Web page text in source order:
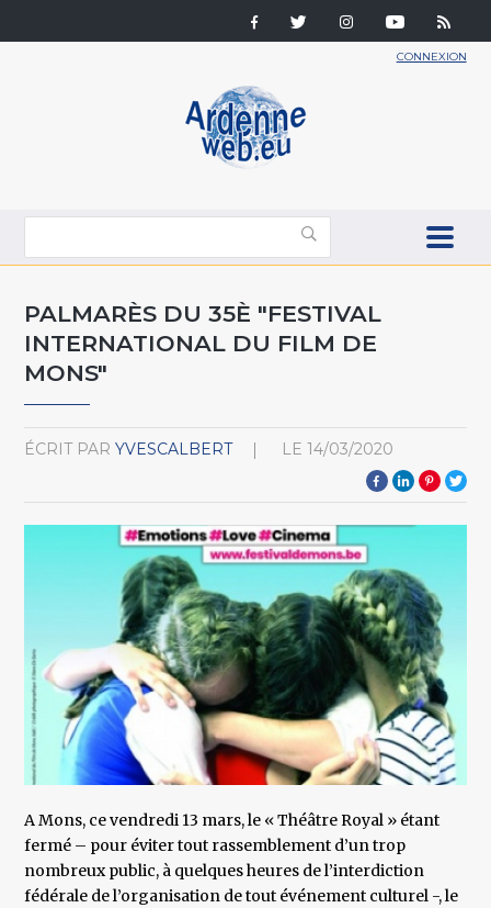
CONNEXION
PALMARÈS DU 35È "FESTIVAL
INTERNATIONAL DU FILM DE
MONS"
ÉCRIT PAR YVESCALBERT LE 14/03/2020
A Mons, ce vendredi 13 mars, le « Théâtre Royal » étant
fermé – pour éviter tout rassemblement d’un trop
nombreux public, à quelques heures de l’interdiction
fédérale de l’organisation de tout événement culturel -, le